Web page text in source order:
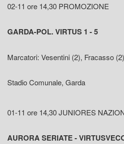
02-11 ore 14,30 PROMOZIONE
GARDA-POL. VIRTUS 1 - 5
Marcatori: Vesentini (2), Fracasso
Stadio Comunale, Garda
01-11 ore 14,30 JUNIORES
AURORA SERIATE -